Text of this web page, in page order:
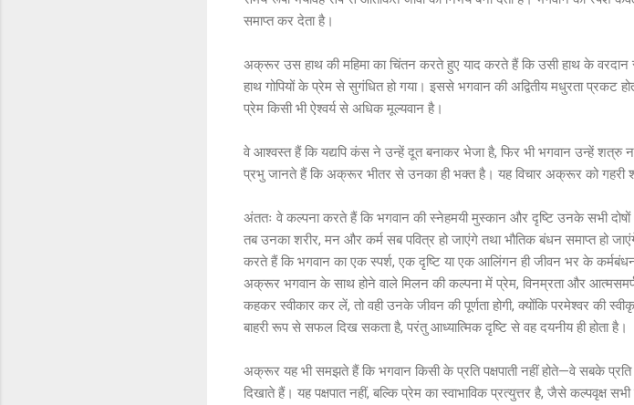
समाप्त कर देता है।
अक्रूर उस हाथ की महिमा का चिंतन करते हुए याद करते हैं कि उसी हाथ के
हाथ गोपियों के प्रेम से सुगंधित हो गया। इससे भगवान की अद्वितीय मधुरता प्रकट
प्रेम किसी भी ऐश्वर्य से अधिक मूल्यवान है।
वे आश्वस्त हैं कि यद्यपि कंस ने उन्हें दूत बनाकर भेजा है, फिर भी भगवान उन्हें शत्रु
प्रभु जानते हैं कि अक्रूर भीतर से उनका ही भक्त है। यह विचार अक्रूर को गहरी
अंततः वे कल्पना करते हैं कि भगवान की स्नेहमयी मुस्कान और दृष्टि उनके सभी
तब उनका शरीर, मन और कर्म सब पवित्र हो जाएंगे तथा भौतिक बंधन समाप्त हो
करते हैं कि भगवान का एक स्पर्श, एक दृष्टि या एक आलिंगन ही जीवन भर के
अक्रूर भगवान के साथ होने वाले मिलन की कल्पना में प्रेम, विनम्रता और
कहकर स्वीकार कर लें, तो वही उनके जीवन की पूर्णता होगी, क्योंकि परमेश्वर की
बाहरी रूप से सफल दिख सकता है, परंतु आध्यात्मिक दृष्टि से वह दयनीय ही होता है।
अक्रूर यह भी समझते हैं कि भगवान किसी के प्रति पक्षपाती नहीं होते—वे सबके
दिखाते हैं। यह पक्षपात नहीं, बल्कि प्रेम का स्वाभाविक प्रत्युत्तर है, जैसे कल्पवृक्ष